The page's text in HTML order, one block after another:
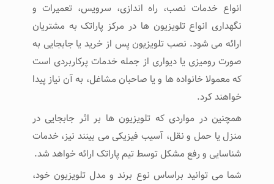
انواع خدمات نصب، راه اندازی، سرویس، تعمیرات و
نگهداری انواع تلویزیون ها در مرکز پاراتک به مشتریان
ارائه می شود. نصب تلویزیون پس از خرید یا جابجایی به
صورت رومیزی یا دیواری از جمله خدمات پرکاربردی است
که معمولا خانواده ها و یا صاحبان مشاغل، به آن نیاز پیدا
خواهند کرد.
همچنین در مواردی که تلویزیون ها بر اثر جابجایی در
منزل یا حمل و نقل، آسیب فیزیکی می بینند نیز، خدمات
شناسایی و رفع مشکل توسط تیم پاراتک ارائه خواهد شد.
شما می توانید براساس نوع برند و مدل تلویزیون خود،